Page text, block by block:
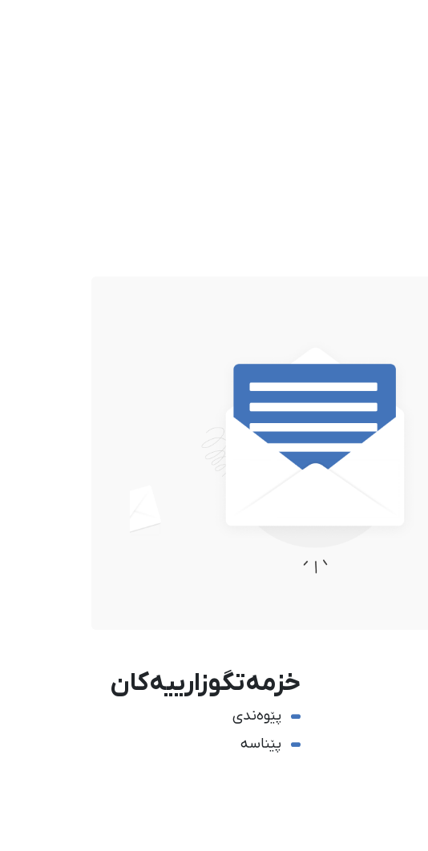
خزمەتگوزارییەکان
پێوەندی
پێناسە